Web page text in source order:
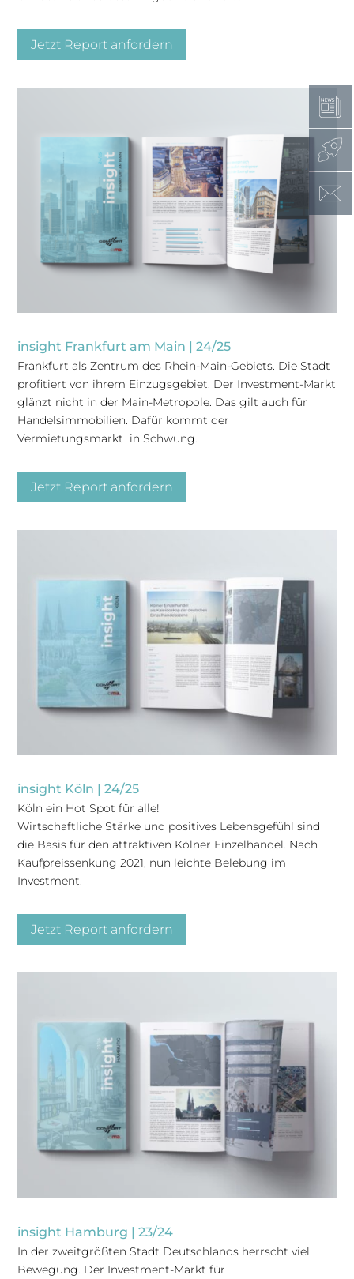
Jetzt Report anfordern
insight Frankfurt am Main | 24/25
Frankfurt als Zentrum des Rhein-Main-Gebiets. Die Stadt
profitiert von ihrem Einzugsgebiet. Der Investment-Markt
glänzt nicht in der Main-Metropole. Das gilt auch für
Handelsimmobilien. Dafür kommt der
Vermietungsmarkt in Schwung.
Jetzt Report anfordern
insight Köln | 24/25
Köln ein Hot Spot für alle!
Wirtschaftliche Stärke und positives Lebensgefühl sind
die Basis für den attraktiven Kölner Einzelhandel. Nach
Kaufpreissenkung 2021, nun leichte Belebung im
Investment.
Jetzt Report anfordern
insight Hamburg | 23/24
In der zweitgrößten Stadt Deutschlands herrscht viel
Bewegung. Der Investment-Markt für